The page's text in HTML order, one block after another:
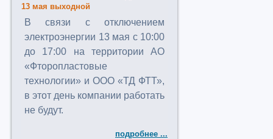
13 мая выходной
В связи с отключением
электроэнергии 13 мая с 10:00
до 17:00 на территории АО
«Фторопластовые
технологии» и ООО «ТД ФТТ»,
в этот день компании работать
не будут.
подробнее ...